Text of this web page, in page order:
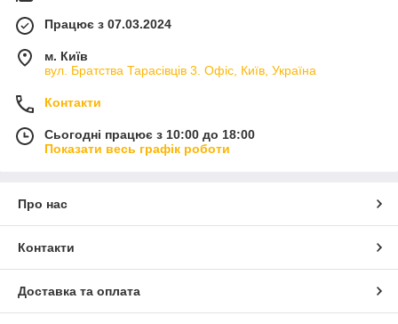
Працює з 07.03.2024
м. Київ
вул. Братства Тарасівців 3. Офіс, Київ, Україна
Контакти
Сьогодні працює з 10:00 до 18:00
Показати весь графік роботи
Про нас
Контакти
Доставка та оплата